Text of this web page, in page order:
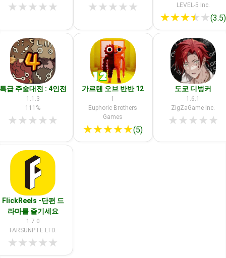
★★★★★ ★★★★★
LEVEL-5 Inc.
★★★★★(3.5)
급 주술대전 : 4인전
1.1.3
111%
★★★★★
가르텐 오브 반반 12
1
Euphoric Brothers
Games
★★★★★(5)
도쿄 디벙커
1.6.1
ZigZaGame Inc.
★★★★★
FlickReels -단편 드
라마를 즐기세요
1.7.0
FARSUNPTE.LTD.
★★★★★